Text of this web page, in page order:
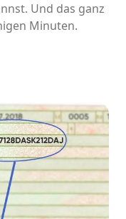
Und das ganz
Minuten.